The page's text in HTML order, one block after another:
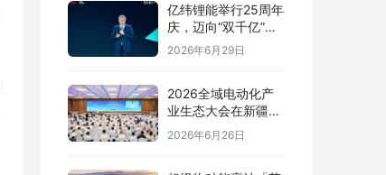
亿纬锂能举行25周年
庆，迈向“双千亿”新
阶段
2026年6月29日
2026全域电动化产
业生态大会在新疆塔
城盛大开幕
2026年6月26日